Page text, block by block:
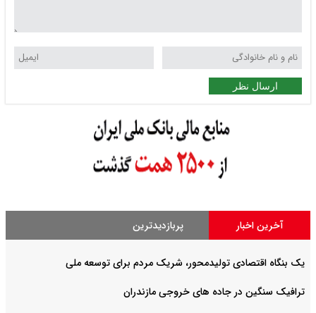
ارسال نظر
آخرین اخبار پربازدیدترین
یک بنگاه اقتصادی تولیدمحور، شریک مردم برای توسعه ملی
ترافیک سنگین در جاده های خروجی مازندران